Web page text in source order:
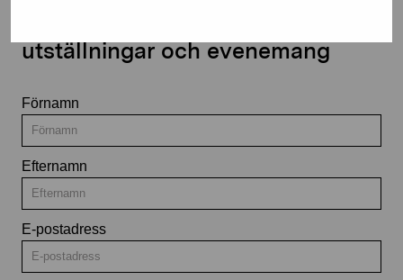
utställningar och evenemang
Förnamn
Efternamn
E-postadress